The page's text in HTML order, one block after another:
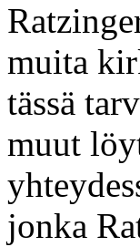
muita
tässä
muut
jonka